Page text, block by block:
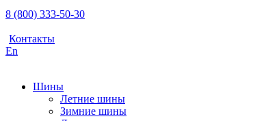
8 (800) 333-50-30
Контакты
En
Шины
Летние шины
Зимние шины